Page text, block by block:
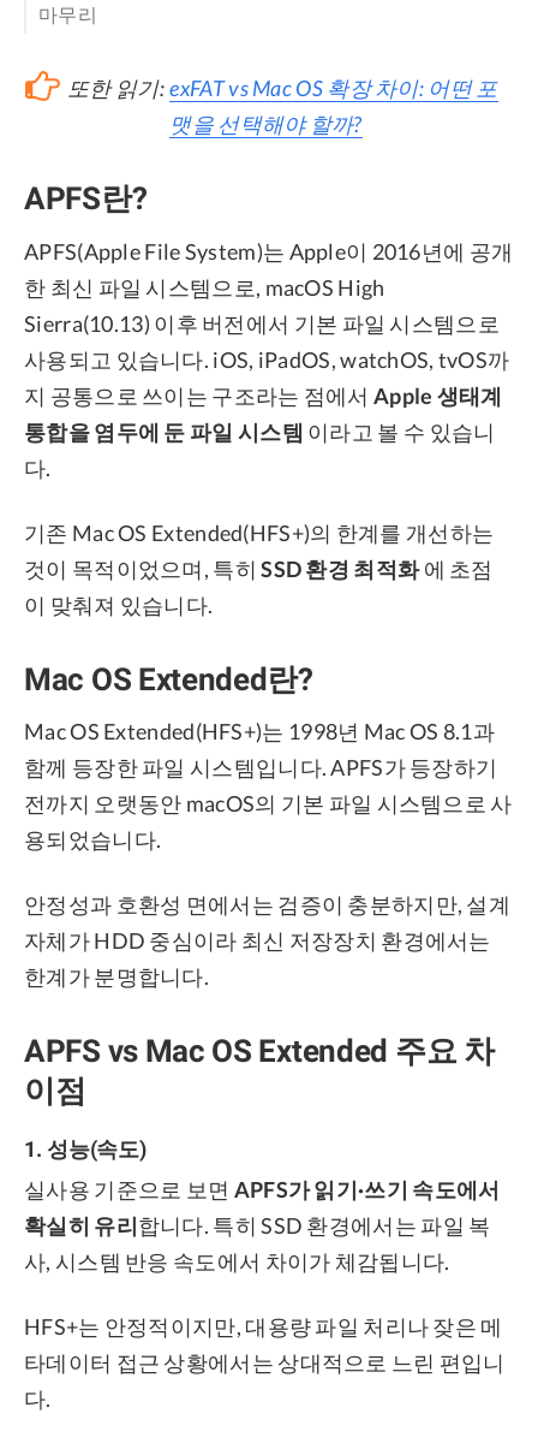
마무리
또한 읽기: exFAT vs Mac OS 확장 차이: 어떤 포
맷을 선택해야 할까?
APFS란?
APFS(Apple File System)는 Apple이 2016년에 공개
한 최신 파일 시스템으로, macOS High
Sierra(10.13) 이후 버전에서 기본 파일 시스템으로
사용되고 있습니다. iOS, iPadOS, watchOS, tvOS까
지 공통으로 쓰이는 구조라는 점에서 Apple 생태계
통합을 염두에 둔 파일 시스템 이라고 볼 수 있습니
다.
기존 Mac OS Extended(HFS+)의 한계를 개선하는
것이 목적이었으며, 특히SSD 환경 최적화에 초점
이 맞춰져 있습니다.
Mac OS Extended란?
Mac OS Extended(HFS+)는 1998년 Mac OS 8.1과
함께 등장한 파일 시스템입니다. APFS가 등장하기
전까지 오랫동안 macOS의 기본 파일 시스템으로 사
용되었습니다.
안정성과 호환성 면에서는 검증이 충분하지만, 설계
자체가 HDD 중심이라 최신 저장장치 환경에서는
한계가 분명합니다.
APFS vs Mac OS Extended 주요 차
이점
1. 성능(속도)
실사용 기준으로 보면 APFS가 읽기·쓰기 속도에서
확실히 유리합니다. 특히 SSD 환경에서는 파일 복
사, 시스템 반응 속도에서 차이가 체감됩니다.
HFS+는 안정적이지만, 대용량 파일 처리나 잦은 메
타데이터 접근 상황에서는 상대적으로 느린 편입니
다.